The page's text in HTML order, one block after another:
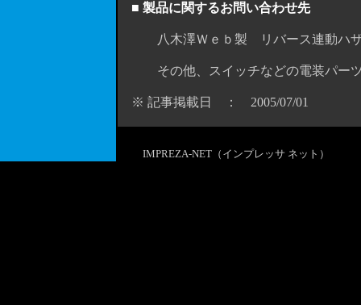
■ 製品に関するお問い合わせ先
八木澤Ｗｅｂ製 リバース連動ハ
その他、スイッチなどの電装パ
※ 記事掲載日 ： 2005/07/01
IMPREZA-NET（インプレッサ ネット）